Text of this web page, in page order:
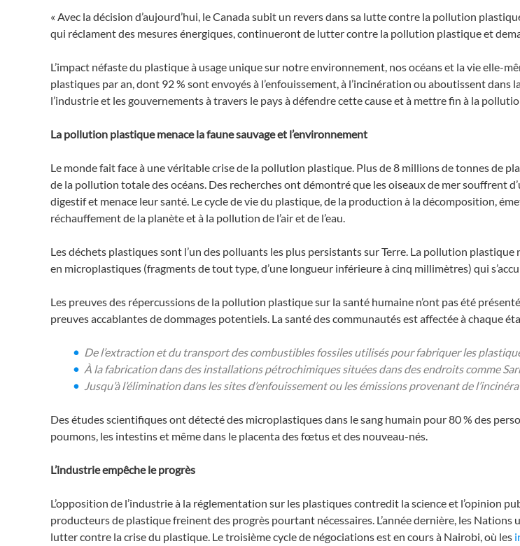
« Avec la décision d’aujourd’hui, le Canada subit un revers dans sa lutte contre la pollution
qui réclament des mesures énergiques, continueront de lutter contre la pollution plastique et
L’impact néfaste du plastique à usage unique sur notre environnement, nos océans et la vie elle-
plastiques par an, dont 92 % sont envoyés à l’enfouissement, à l’incinération ou aboutissent
l’industrie et les gouvernements à travers le pays à défendre cette cause et à mettre fin à la
La pollution plastique menace la faune sauvage et l’environnement
Le monde fait face à une véritable crise de la pollution plastique. Plus de 8 millions de tonnes de
de la pollution totale des océans. Des recherches ont démontré que les oiseaux de mer souffrent
digestif et menace leur santé. Le cycle de vie du plastique, de la production à la décomposition,
réchauffement de la planète et à la pollution de l’air et de l’eau.
Les déchets plastiques sont l’un des polluants les plus persistants sur Terre. La pollution
en microplastiques (fragments de tout type, d’une longueur inférieure à cinq millimètres) qui
Les preuves des répercussions de la pollution plastique sur la santé humaine n’ont pas été
preuves accablantes de dommages potentiels. La santé des communautés est affectée à chaque
De l’extraction et du transport des combustibles fossiles utilisés pour fabriquer les
À la fabrication dans des installations pétrochimiques situées dans des endroits comme
Jusqu’à l’élimination dans les sites d’enfouissement ou les émissions provenant de
Des études scientifiques ont détecté des microplastiques dans le sang humain pour 80 % des
poumons, les intestins et même dans le placenta des fœtus et des nouveau-nés.
L’industrie empêche le progrès
L’opposition de l’industrie à la réglementation sur les plastiques contredit la science et l’opinion
producteurs de plastique freinent des progrès pourtant nécessaires. L’année dernière, les
lutter contre la crise du plastique. Le troisième cycle de négociations est en cours à Nairobi, où les